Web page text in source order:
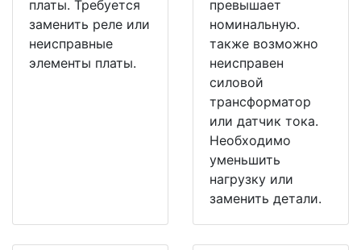
платы. Требуется
заменить реле или
неисправные
элементы платы.
превышает
номинальную.
также возможно
неисправен
силовой
трансформатор
или датчик тока.
Необходимо
уменьшить
нагрузку или
заменить детали.